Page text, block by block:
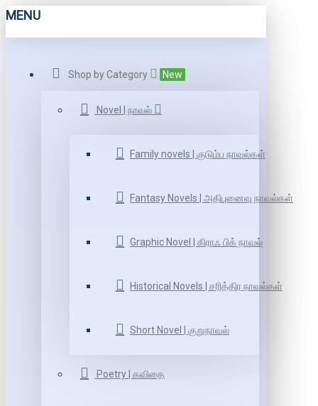
MENU
Shop by Category New
Novel | நாவல்
Family novels | குடும்ப நாவல்கள்
Fantasy Novels | அதிபுனைவு நாவல்கள்
Graphic Novel | கிராஃ பிக் நாவல்
Historical Novels | சரித்திர நாவல்கள்
Short Novel | குறுநாவல்
Poetry | கவிதை